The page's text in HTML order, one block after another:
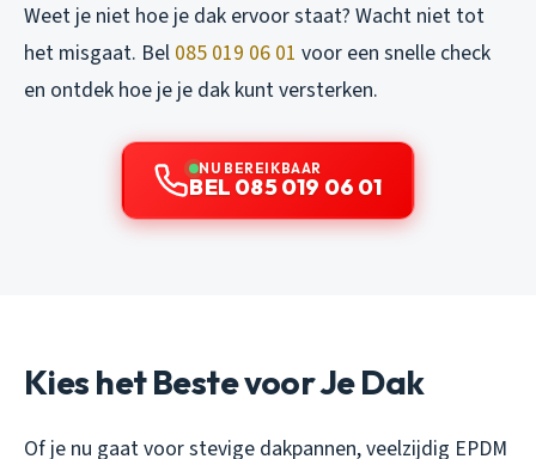
Weet je niet hoe je dak ervoor staat? Wacht niet tot
het misgaat. Bel 085 019 06 01 voor een snelle check
en ontdek hoe je je dak kunt versterken.
NU BEREIKBAAR
BEL 085 019 06 01
Kies het Beste voor Je Dak
Of je nu gaat voor stevige dakpannen, veelzijdig EPDM